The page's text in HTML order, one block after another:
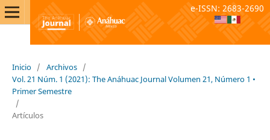
Inicio / Archivos /
Vol. 21 Núm. 1 (2021): The Anáhuac Journal Volumen 21, Número 1 •
Primer Semestre
/
Artículos
e-ISSN: 2683-2690